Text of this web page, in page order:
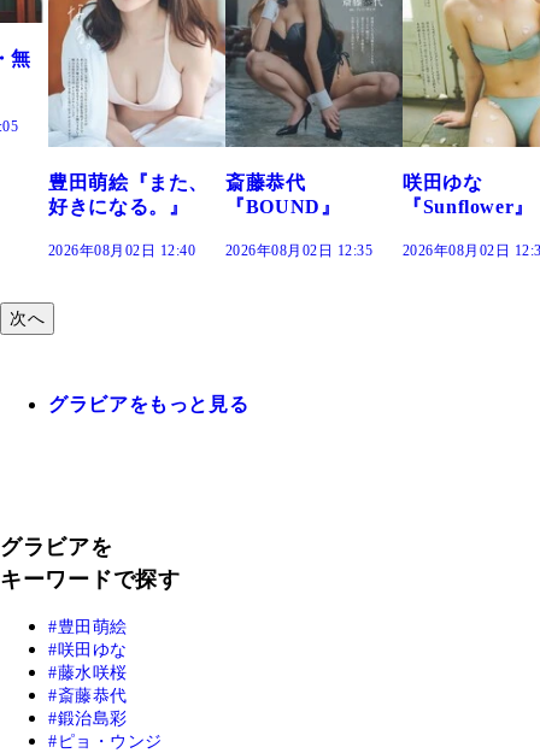
斎藤恭代
『BOUND』
2026年08月02日 12:35
咲田ゆな
『Sunflower』
2026年08月02日 12:30
藤水咲桜『花
だまり』
2026年08月02日
次へ
グラビアをもっと見る
グラビアを
キーワードで探す
豊田萌絵
咲田ゆな
藤水咲桜
斎藤恭代
鍛治島彩
ピョ・ウンジ